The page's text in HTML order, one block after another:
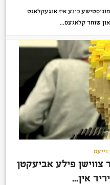
כינע איז אנגעקלאגט
שוחד קלאגעס...
פילע אביעקטן
אין...